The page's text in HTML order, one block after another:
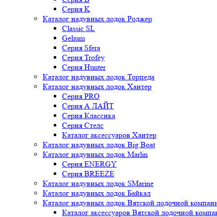
Серия K
Каталог надувных лодок Роджер
Classic SL
Gelium
Серия Sfera
Серия Trofey
Серия Hunter
Каталог надувных лодок Торпеда
Каталог надувных лодок Хантер
Серия PRO
Серия А ЛАЙТ
Серия Классика
Серия Стелс
Каталог аксессуаров Хантер
Каталог надувных лодок Big Boat
Каталог надувных лодок Marlin
Серия ENERGY
Серия BREEZE
Каталог надувных лодок SMarine
Каталог надувных лодок Байкал
Каталог надувных лодок Вятской лодочной
Каталог аксессуаров Вятской лодочной